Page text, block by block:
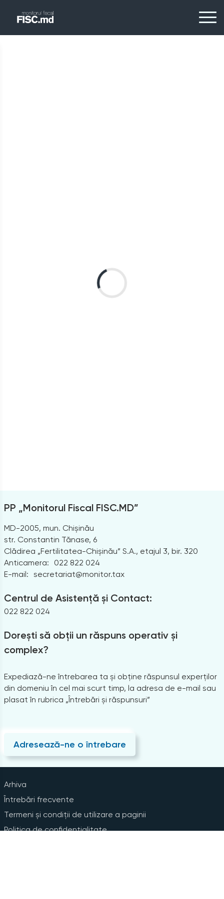
PP „Monitorul Fiscal FISC.MD”
MD-2005, mun. Chișinău
str. Constantin Tănase, 6
Clădirea „Fertilitatea-Chișinău” S.A., etajul 3, bir. 320
Anticamera:
022 822 024
E-mail: secretariat@monitor.tax
Centrul de Asistență și Contact:
022 822 024
Dorești să obții un răspuns operativ și
complex?
Expediază-ne întrebarea ta și obține răspunsul experților
din domeniu în cel mai scurt timp, la adresa de e-mail sau
plasat în rubrica „Întrebări și răspunsuri”
Adresează-ne o întrebare
Arhiva
Întrebări frecvente
Termeni și condiții de utilizare a paginii
Politica de confidențialitate